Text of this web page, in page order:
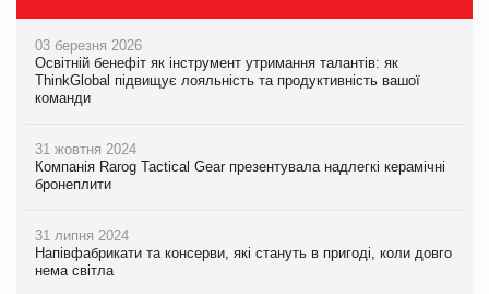
03 березня 2026
Освітній бенефіт як інструмент утримання талантів: як
ThinkGlobal підвищує лояльність та продуктивність вашої
команди
31 жовтня 2024
Компанія Rarog Tactical Gear презентувала надлегкі керамічні
бронеплити
31 липня 2024
Напівфабрикати та консерви, які стануть в пригоді, коли довго
нема світла